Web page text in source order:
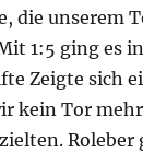
die unserem
1:5 ging es
Zeigte sich
kein Tor
Roleber